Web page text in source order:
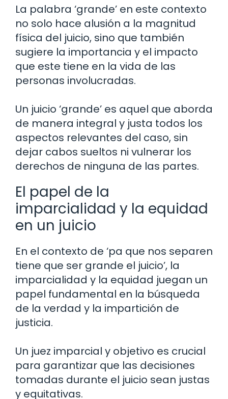
La palabra ‘grande’ en este contexto
no solo hace alusión a la magnitud
física del juicio, sino que también
sugiere la importancia y el impacto
que este tiene en la vida de las
personas involucradas.
Un juicio ‘grande’ es aquel que aborda
de manera integral y justa todos los
aspectos relevantes del caso, sin
dejar cabos sueltos ni vulnerar los
derechos de ninguna de las partes.
El papel de la
imparcialidad y la equidad
en un juicio
En el contexto de ‘pa que nos separen
tiene que ser grande el juicio’, la
imparcialidad y la equidad juegan un
papel fundamental en la búsqueda
de la verdad y la impartición de
justicia.
Un juez imparcial y objetivo es crucial
para garantizar que las decisiones
tomadas durante el juicio sean justas
y equitativas.